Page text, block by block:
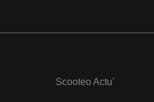
Scooteo Actu'